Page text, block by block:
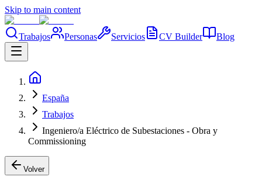
Skip to main content
Trabajos Personas Servicios CV Builder Blog
España
Trabajos
Ingeniero/a Eléctrico de Subestaciones - Obra y
Commissioning
Volver